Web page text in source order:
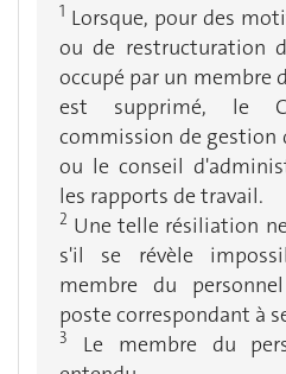
1 Lorsque, pour des
ou de restructuration
occupé par un membre
est supprimé, le
commission de gestion
ou le conseil
les rapports de travail.
2 Une telle résiliation
s'il se révèle
membre du
poste correspondant à
3
Le membre du